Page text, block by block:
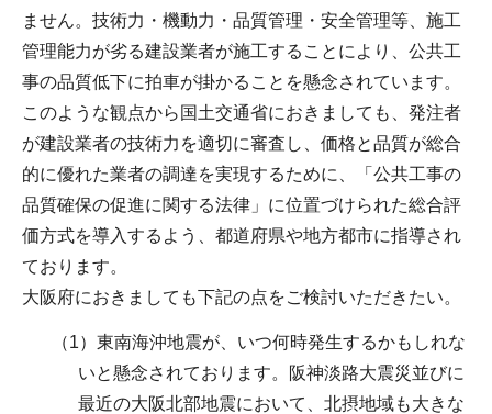
ません。技術力・機動力・品質管理・安全管理等、施工
管理能力が劣る建設業者が施工することにより、公共工
事の品質低下に拍車が掛かることを懸念されています。
このような観点から国土交通省におきましても、発注者
が建設業者の技術力を適切に審査し、価格と品質が総合
的に優れた業者の調達を実現するために、「公共工事の
品質確保の促進に関する法律」に位置づけられた総合評
価方式を導入するよう、都道府県や地方都市に指導され
ております。
大阪府におきましても下記の点をご検討いただきたい。
（1）東南海沖地震が、いつ何時発生するかもしれな
いと懸念されております。阪神淡路大震災並びに
最近の大阪北部地震において、北摂地域も大きな